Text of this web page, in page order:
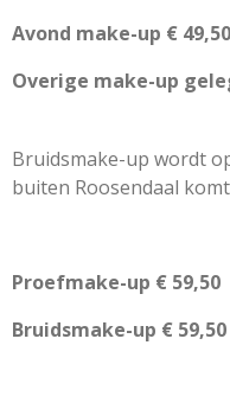
Avond make-up € 49,50
Overige make-up
Bruidsmake-up wordt
buiten Roosendaal
Proefmake-up € 59,50
Bruidsmake-up € 59,50